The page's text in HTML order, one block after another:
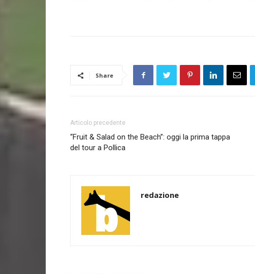
Share
Articolo precedente
“Fruit & Salad on the Beach”: oggi la prima tappa
del tour a Pollica
redazione